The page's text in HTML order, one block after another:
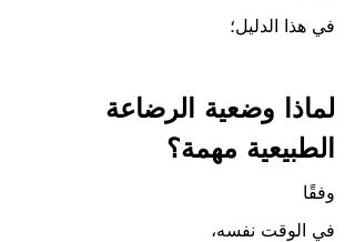
في هذا الدليل؛
لماذا وضعية الرضاعة
الطبيعية مهمة؟
وفقًا
في الوقت نفسه،